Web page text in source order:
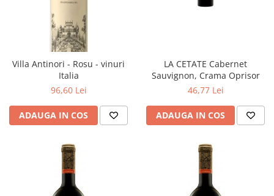
Villa Antinori - Rosu - vinuri
Italia
96,60 Lei
ADAUGA IN COS
LA CETATE Cabernet
Sauvignon, Crama Oprisor
46,77 Lei
ADAUGA IN COS